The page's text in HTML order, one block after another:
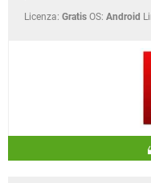
Licenza: Gratis OS: Android